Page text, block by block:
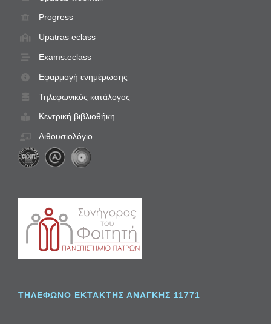
Progress
Upatras eclass
Exams.eclass
Εφαρμογή ενημέρωσης
Τηλεφωνικός κατάλογος
Κεντρική βιβλιοθήκη
Αιθουσιολόγιο
ΤΗΛΈΦΩΝΟ ΈΚΤΑΚΤΗΣ ΑΝΆΓΚΗΣ 11771